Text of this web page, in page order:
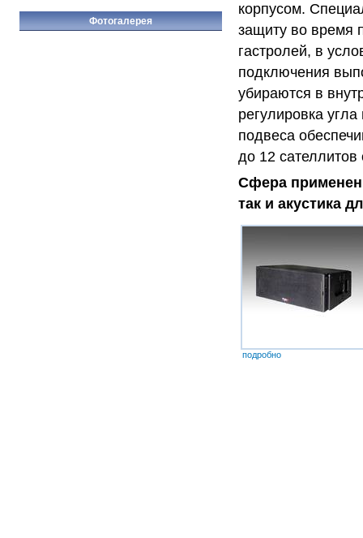
корпусом.
защиту во время
гастролей, в
подключения
убираются в
регулировка
подвеса
до 12
Сфера
так и акустика
подробно
Фотогалерея